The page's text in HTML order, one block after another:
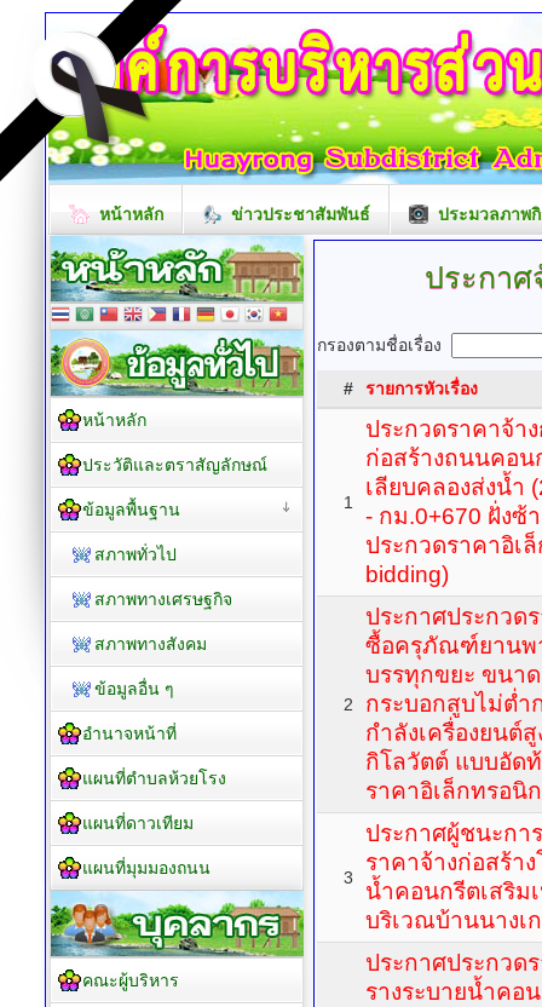
หน้าหลัก ข่าวประชาสัมพันธ์ ประมวลภาพ
ประกาศ
กรองตามชื่อเรื่อง
# รายการหัวเรื่อง
1
ประกวดราคาจ้า
ก่อสร้างถนนคอน
เลียบคลองส่งน้ำ
- กม.0+670 ฝั่งซ้
ประกวดราคาอิเ
bidding)
2
ประกาศประกวด
ซื้อครุภัณฑ์ยานพ
บรรทุกขยะ ขนา
กระบอกสูบไม่ต่ำ
กำลังเครื่องยนต์
กิโลวัตต์ แบบอัด
ราคาอิเล็กทรอนิ
3
ประกาศผู้ชนะกา
ราคาจ้างก่อสร้า
น้ำคอนกรีตเสริม
บริเวณบ้านนางเ
ประกาศประกวด
รางระบายน้ำคอ
หน้าหลัก
ประวัติและตราสัญลักษณ์
ข้อมูลพื้นฐาน
สภาพทั่วไป
สภาพทางเศรษฐกิจ
สภาพทางสังคม
ข้อมูลอื่น ๆ
อำนาจหน้าที่
แผนที่ตำบลห้วยโรง
แผนที่ดาวเทียม
แผนที่มุมมองถนน
คณะผู้บริหาร